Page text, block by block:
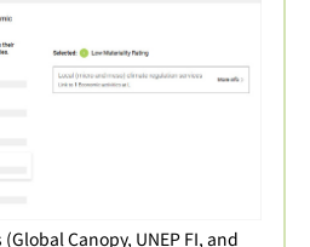
(Global Canopy, UNEP FI, and